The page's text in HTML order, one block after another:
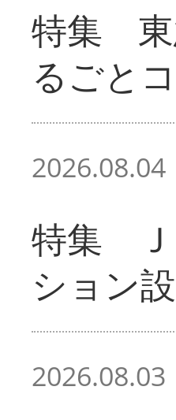
特集 東
るごと
2026.08.04
特集 Ｊ
ション
2026.08.03